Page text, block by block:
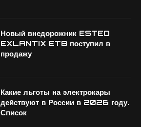
Новый внедорожник ESTEO
EXLANTIX ET8 поступил в
продажу
Какие льготы на электрокары
действуют в России в 2026 году.
Список